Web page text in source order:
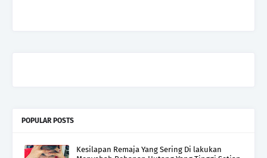
POPULAR POSTS
Kesilapan Remaja Yang Sering Di lakukan